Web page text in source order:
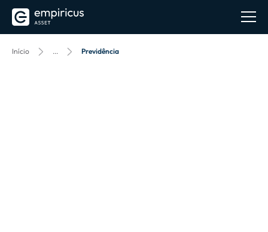
Início ... Previdência